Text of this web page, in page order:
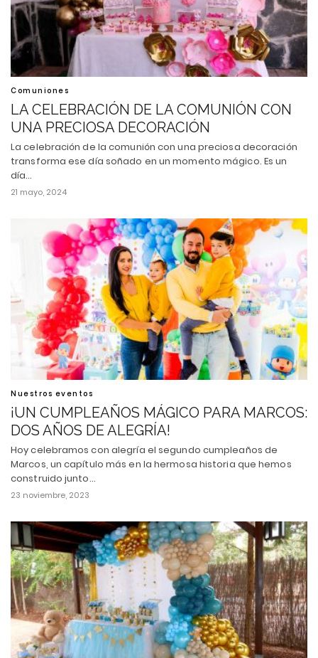
Comuniones
LA CELEBRACIÓN DE LA COMUNIÓN CON
UNA PRECIOSA DECORACIÓN
La celebración de la comunión con una preciosa decoración
transforma ese día soñado en un momento mágico. Es un
día…
21 mayo, 2024
Nuestros eventos
¡UN CUMPLEAÑOS MÁGICO PARA MARCOS:
DOS AÑOS DE ALEGRÍA!
Hoy celebramos con alegría el segundo cumpleaños de
Marcos, un capítulo más en la hermosa historia que hemos
construido junto…
23 noviembre, 2023